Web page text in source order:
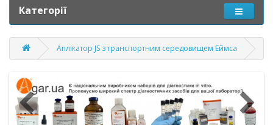
Категорії
Аплікатор JS з транспортним середовищем Еймса